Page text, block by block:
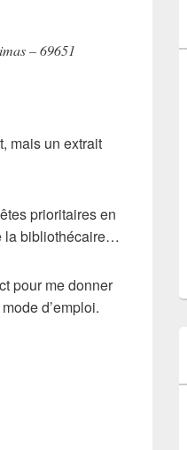
– 69651
mais un extrait
prioritaires en
la bibliothécaire…
pour me donner
d’emploi.